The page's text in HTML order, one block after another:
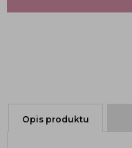
Opis produktu